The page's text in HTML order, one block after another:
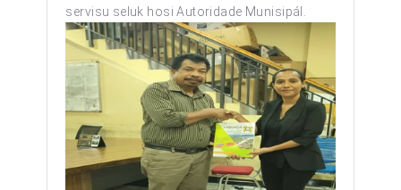
servisu seluk hosi Autoridade Munisipál.